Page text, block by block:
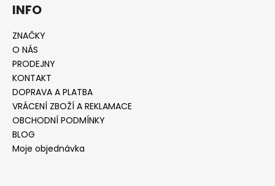
INFO
ZNAČKY
O NÁS
PRODEJNY
KONTAKT
DOPRAVA A PLATBA
VRÁCENÍ ZBOŽÍ A REKLAMACE
OBCHODNÍ PODMÍNKY
BLOG
Moje objednávka